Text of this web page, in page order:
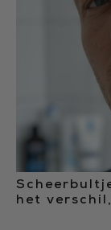
het